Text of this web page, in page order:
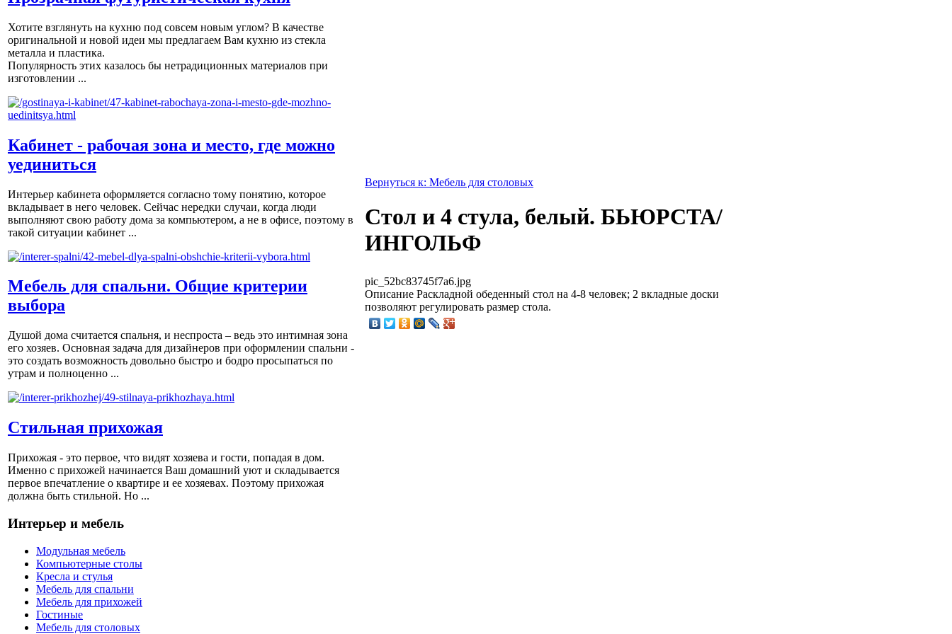
Хотите взглянуть на кухню под совсем новым углом? В качестве
оригинальной и новой идеи мы предлагаем Вам кухню из стекла
металла и пластика.
Популярность этих казалось бы нетрадиционных материалов при
изготовлении ...
Кабинет - рабочая зона и место, где можно
уединиться
Интерьер кабинета оформляется согласно тому понятию, которое
вкладывает в него человек. Сейчас нередки случаи, когда люди
выполняют свою работу дома за компьютером, а не в офисе, поэтому в
такой ситуации кабинет ...
Мебель для спальни. Общие критерии
выбора
Душой дома считается спальня, и неспроста – ведь это интимная зона
его хозяев. Основная задача для дизайнеров при оформлении спальни -
это создать возможность довольно быстро и бодро просыпаться по
утрам и полноценно ...
Стильная прихожая
Прихожая - это первое, что видят хозяева и гости, попадая в дом.
Именно с прихожей начинается Ваш домашний уют и складывается
первое впечатление о квартире и ее хозяевах. Поэтому прихожая
должна быть стильной. Но ...
Интерьер и мебель
Модульная мебель
Компьютерные столы
Кресла и стулья
Мебель для спальни
Мебель для прихожей
Гостиные
Мебель для столовых
Вернуться к: Мебель для столовых
Стол и 4 стула, белый. БЬЮРСТА/
ИНГОЛЬФ
pic_52bc83745f7a6.jpg
Описание Раскладной обеденный стол на 4-8 человек; 2 вкладные доски
позволяют регулировать размер стола.